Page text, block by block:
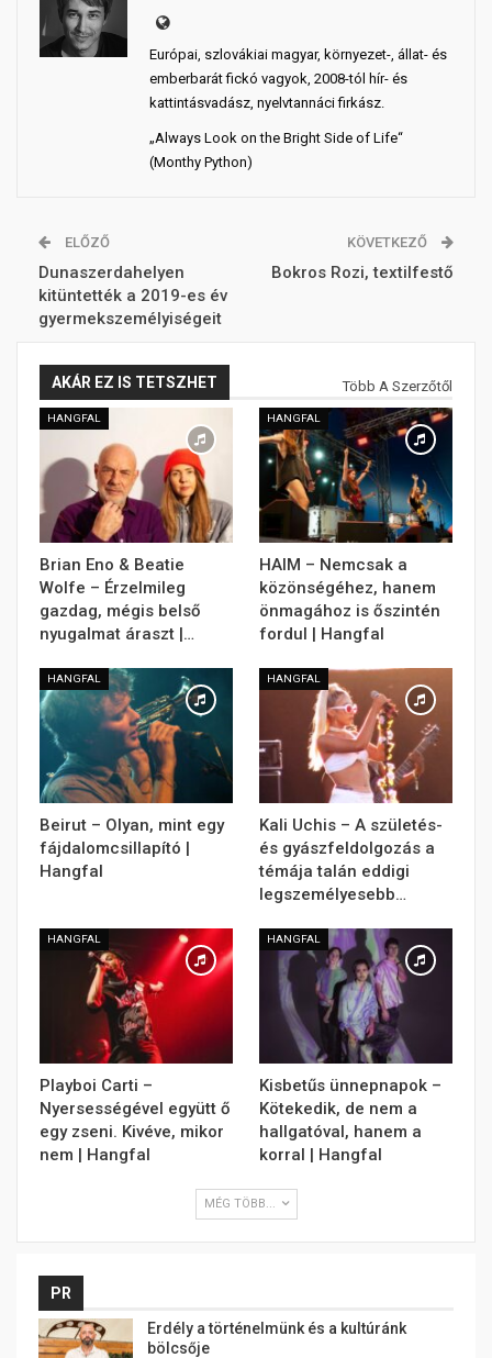
Európai, szlovákiai magyar, környezet-, állat- és
emberbarát fickó vagyok, 2008-tól hír- és
kattintásvadász, nyelvtannáci firkász.
„Always Look on the Bright Side of Life“
(Monthy Python)
ELŐZŐ
Dunaszerdahelyen
kitüntették a 2019-es év
gyermekszemélyiségeit
KÖVETKEZŐ
Bokros Rozi, textilfestő
AKÁR EZ IS TETSZHET Több A Szerzőtől
HANGFAL
Brian Eno & Beatie
Wolfe – Érzelmileg
gazdag, mégis belső
nyugalmat áraszt |…
HANGFAL
HAIM – Nemcsak a
közönségéhez, hanem
önmagához is őszintén
fordul | Hangfal
HANGFAL
Beirut – Olyan, mint egy
fájdalomcsillapító |
Hangfal
HANGFAL
Kali Uchis – A születés-
és gyászfeldolgozás a
témája talán eddigi
legszemélyesebb…
HANGFAL
Playboi Carti –
Nyersességével együtt ő
egy zseni. Kivéve, mikor
nem | Hangfal
HANGFAL
Kisbetűs ünnepnapok –
Kötekedik, de nem a
hallgatóval, hanem a
korral | Hangfal
MÉG TÖBB...
PR
Erdély a történelmünk és a kultúránk
bölcsője